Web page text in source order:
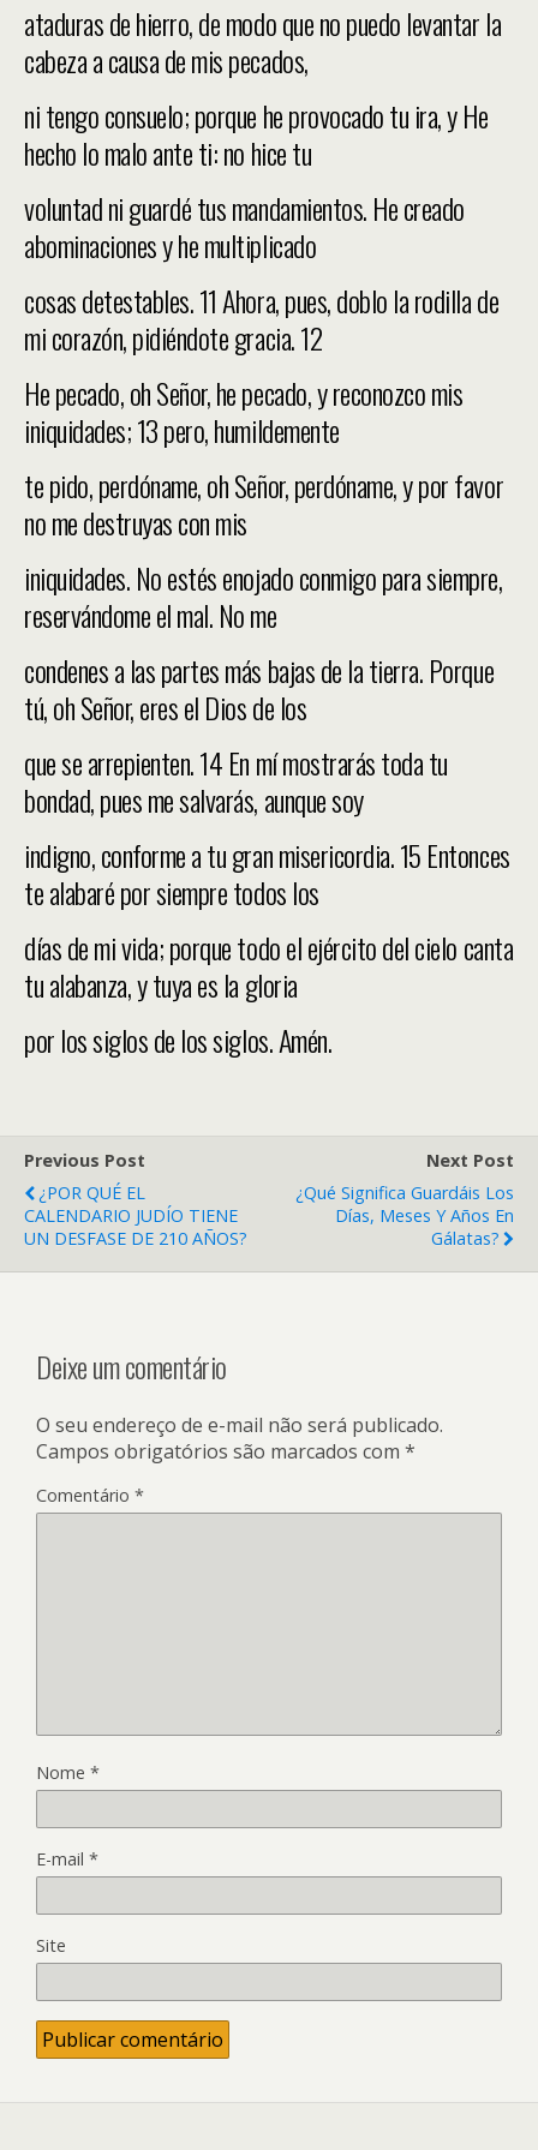
ataduras de hierro, de modo que no puedo levantar la
cabeza a causa de mis pecados,
ni tengo consuelo; porque he provocado tu ira, y He
hecho lo malo ante ti: no hice tu
voluntad ni guardé tus mandamientos. He creado
abominaciones y he multiplicado
cosas detestables. 11 Ahora, pues, doblo la rodilla de
mi corazón, pidiéndote gracia. 12
He pecado, oh Señor, he pecado, y reconozco mis
iniquidades; 13 pero, humildemente
te pido, perdóname, oh Señor, perdóname, y por favor
no me destruyas con mis
iniquidades. No estés enojado conmigo para siempre,
reservándome el mal. No me
condenes a las partes más bajas de la tierra. Porque
tú, oh Señor, eres el Dios de los
que se arrepienten. 14 En mí mostrarás toda tu
bondad, pues me salvarás, aunque soy
indigno, conforme a tu gran misericordia. 15 Entonces
te alabaré por siempre todos los
días de mi vida; porque todo el ejército del cielo canta
tu alabanza, y tuya es la gloria
por los siglos de los siglos. Amén.
Previous Post
¿POR QUÉ EL
CALENDARIO JUDÍO TIENE
UN DESFASE DE 210 AÑOS?
Next Post
¿Qué Significa Guardáis Los
Días, Meses Y Años En
Gálatas?
Deixe um comentário
O seu endereço de e-mail não será publicado.
Campos obrigatórios são marcados com *
Comentário *
Nome *
E-mail *
Site